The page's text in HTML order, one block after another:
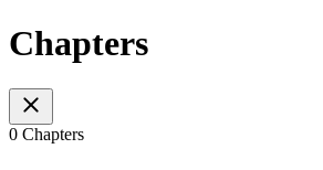
Chapters
0 Chapters